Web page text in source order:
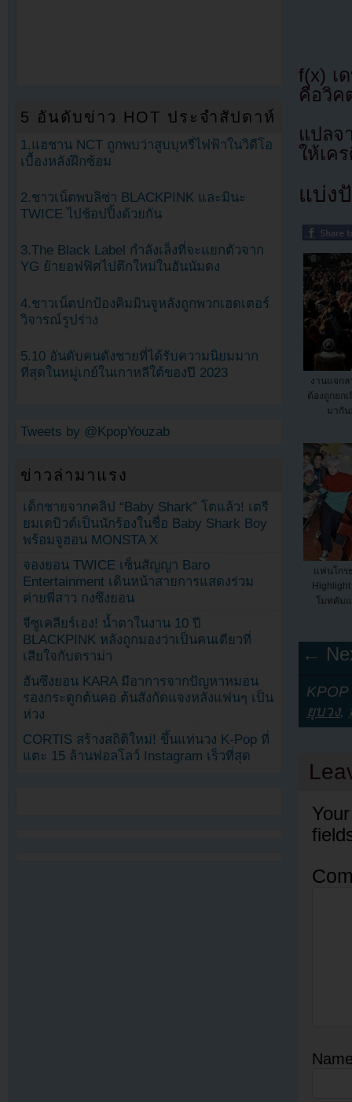
f(x) เ
คือวิค
แปลจ
ให้เค
แบ่ง
งานแจกล
ต้องถูกยก
มากัน
แฟนโกร
โมทคัม
←
ยุบวง,
5 อันดับข่าว HOT ประจำสัปดาห์
1.แฮชาน NCT ถูกพบว่าสูบบุหรี่ไฟฟ้าในวิดีโอ
เบื้องหลังฝึกซ้อม
2.ชาวเน็ตพบลิซ่า BLACKPINK และมินะ
TWICE ไปช้อปปิ้งด้วยกัน
3.The Black Label กำลังเล็งที่จะแยกตัวจาก
YG ย้ายอฟฟิศไปตึกใหม่ในฮันนัมดง
4.ชาวเน็ตปกป้องคิมมินจูหลังถูกพวกเฮดเตอร์
วิจารณ์รูปร่าง
5.10 อันดับคนดังชายที่ได้รับความนิยมมาก
ที่สุดในหมู่เกย์ในเกาหลีใต้ของปี 2023
Tweets by @KpopYouzab
ข่าวล่ามาแรง
เด็กชายจากคลิป “Baby Shark” โตแล้ว! เตรี
ยมเดบิวต์เป็นนักร้องในชื่อ Baby Shark Boy
พร้อมจูฮอน MONSTA X
จองยอน TWICE เซ็นสัญญา Baro
Entertainment เดินหน้าสายการแสดงร่วม
ค่ายพี่สาว กงซึงยอน
จีซูเคลียร์เอง! น้ำตาในงาน 10 ปี
BLACKPINK หลังถูกมองว่าเป็นคนเดียวที่
เสียใจกับดราม่า
ฮันซึงยอน KARA มีอาการจากปัญหาหมอน
รองกระดูกต้นคอ ต้นสังกัดแจงหลังแฟนๆ เป็น
ห่วง
CORTIS สร้างสถิติใหม่! ขึ้นแท่นวง K-Pop ที่
แตะ 15 ล้านฟอลโลว์ Instagram เร็วที่สุด